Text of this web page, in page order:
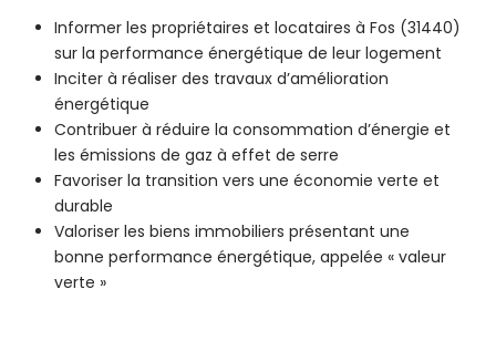
Informer les propriétaires et locataires à Fos (31440)
sur la performance énergétique de leur logement
Inciter à réaliser des travaux d’amélioration
énergétique
Contribuer à réduire la consommation d’énergie et
les émissions de gaz à effet de serre
Favoriser la transition vers une économie verte et
durable
Valoriser les biens immobiliers présentant une
bonne performance énergétique, appelée « valeur
verte »